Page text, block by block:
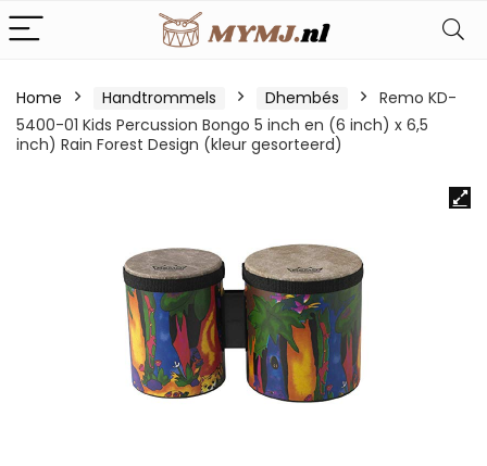
Home Handtrommels Dhembés
Remo KD-
5400-01 Kids Percussion Bongo 5 inch en (6 inch) x 6,5
inch) Rain Forest Design (kleur gesorteerd)